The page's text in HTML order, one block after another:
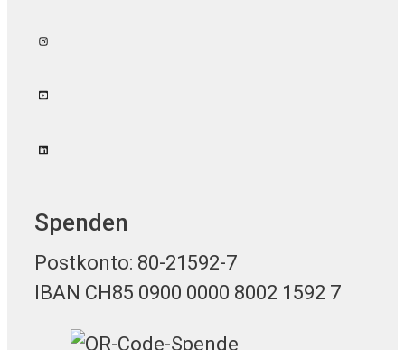
Spenden
Postkonto: 80-21592-7
IBAN CH85 0900 0000 8002 1592 7